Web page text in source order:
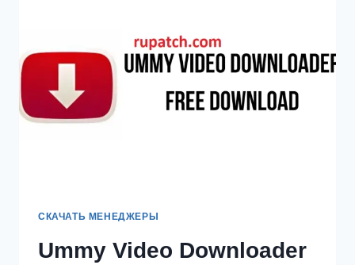
СКАЧАТЬ МЕНЕДЖЕРЫ
Ummy Video Downloader